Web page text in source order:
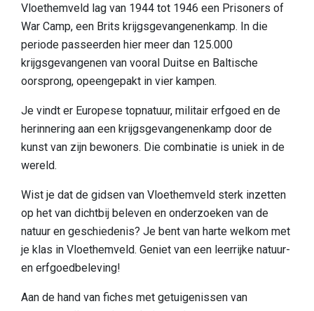
Bereikbaarheid
Wie zijn wij
Ons gebied
Vloethemveld lag van 1944 tot 1946 een Prisoners of
War Camp, een Brits krijgsgevangenenkamp. In die
periode passeerden hier meer dan 125.000
krijgsgevangenen van vooral Duitse en Baltische
oorsprong, opeengepakt in vier kampen.
Je vindt er Europese topnatuur, militair erfgoed en de
herinnering aan een krijgsgevangenenkamp door de
kunst van zijn bewoners. Die combinatie is uniek in de
wereld.
Wist je dat de gidsen van Vloethemveld sterk inzetten
op het van dichtbij beleven en onderzoeken van de
natuur en geschiedenis? Je bent van harte welkom met
je klas in Vloethemveld. Geniet van een leerrijke natuur-
en erfgoedbeleving!
Aan de hand van fiches met getuigenissen van